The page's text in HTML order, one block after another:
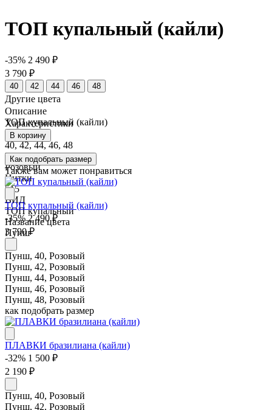
ТОП купальный (кайли)
-35% 2 490 ₽
3 790 ₽
40 42 44 46 48
Другие цвета
Описание
ТОП купальный (кайли)
Характеристики
Размер
40, 42, 44, 46, 48
Цвет
Розовый
Нитки
515
ВИД
ТОП купальный
Название цвета
Пунш
В корзину
Как подобрать размер
Также вам может понравиться
ТОП купальный (кайли)
-35% 2 490 ₽
3 790 ₽
Пунш, 40, Розовый
Пунш, 42, Розовый
Пунш, 44, Розовый
Пунш, 46, Розовый
Пунш, 48, Розовый
как подобрать размер
ПЛАВКИ бразилиана (кайли)
-32% 1 500 ₽
2 190 ₽
Пунш, 40, Розовый
Пунш, 42, Розовый